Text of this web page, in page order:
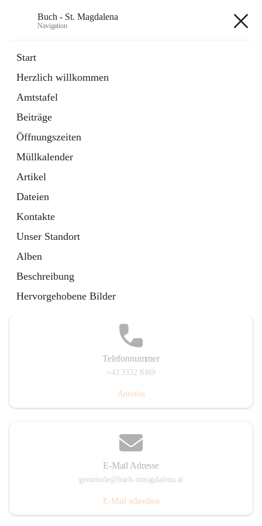
Buch - St. Magdalena
Navigation
Start
Herzlich willkommen
Amtstafel
Beiträge
Öffnungszeiten
Müllkalender
Artikel
Dateien
Kontakte
Unser Standort
Alben
Beschreibung
Hervorgehobene Bilder
11 Schnellzugriffe
Bürgerservice
10 Schnellzugriffe
Telefonnummer
+43 3332 8169
Anrufen
E-Mail Adresse
gemeinde@buch-stmagdalena.at
E-Mail schreiben